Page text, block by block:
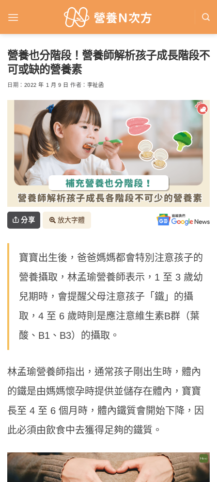
營養也分階段！營養師解析孩子成長階段不
可或缺的營養素
日期： 2022 年 1 月 9 日 作者： 李祉函
分享 放大字體
寶寶出生後，爸爸媽媽都會特別注意孩子的
營養攝取，林孟瑜營養師表示，1 至 3 歲幼
兒期時，會提醒父母注意孩子「鐵」的攝
取，4 至 6 歲時則是應注意維生素B群（葉
酸、B1、B3）的攝取。
林孟瑜營養師指出，通常孩子剛出生時，體內
的鐵是由媽媽懷孕時提供並儲存在體內，寶寶
長至 4 至 6 個月時，體內鐵質會開始下降，因
此必須由飲食中去獲得足夠的鐵質。